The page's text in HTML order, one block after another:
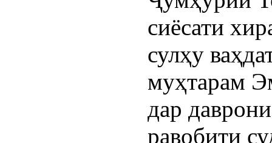
сиёсати
сулҳу
муҳтарам
дар
равобити